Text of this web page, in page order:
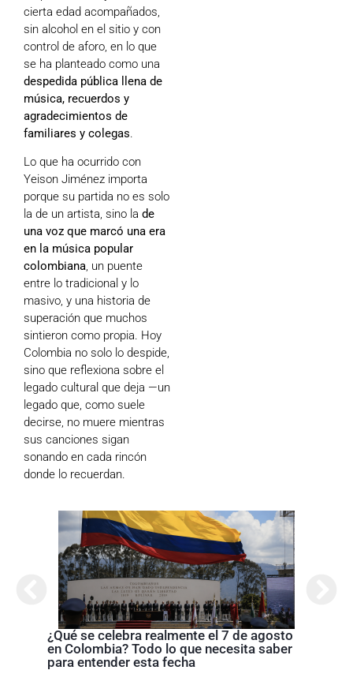
cierta edad acompañados,
sin alcohol en el sitio y con
control de aforo, en lo que
se ha planteado como una
despedida pública llena de
música, recuerdos y
agradecimientos de
familiares y colegas.
Lo que ha ocurrido con
Yeison Jiménez importa
porque su partida no es solo
la de un artista, sino la de
una voz que marcó una era
en la música popular
colombiana, un puente
entre lo tradicional y lo
masivo, y una historia de
superación que muchos
sintieron como propia. Hoy
Colombia no solo lo despide,
sino que reflexiona sobre el
legado cultural que deja —un
legado que, como suele
decirse, no muere mientras
sus canciones sigan
sonando en cada rincón
donde lo recuerdan.
¿Qué se celebra realmente el 7 de agosto
en Colombia? Todo lo que necesita saber
para entender esta fecha